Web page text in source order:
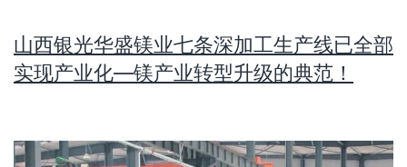
山西银光华盛镁业七条深加工生产线已全部
实现产业化—镁产业转型升级的典范！